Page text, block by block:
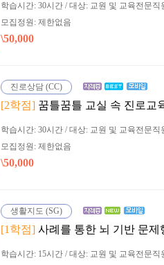
학습시간: 30시간 / 대상: 교원 및 교육전문직
모집정원: 제한없음
\50,000
진로상담 (CC)
[2학점] 꿈틀꿈틀 교실 속 진로교
학습시간: 30시간 / 대상: 교원 및 교육전문직
모집정원: 제한없음
\50,000
생활지도 (SG)
[1학점] 사례를 통한 뇌 기반 문
학습시간: 15시간 / 대상: 교원 및 교육전문직